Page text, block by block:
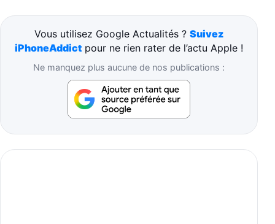
Vous utilisez Google Actualités ? Suivez
iPhoneAddict pour ne rien rater de l’actu Apple !
Ne manquez plus aucune de nos publications :